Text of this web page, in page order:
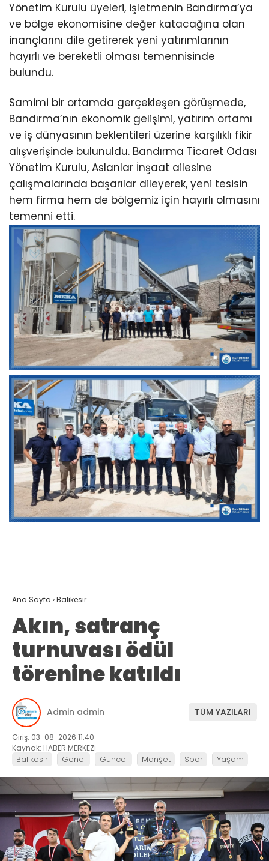
Yönetim Kurulu üyeleri, işletmenin Bandırma’ya
ve bölge ekonomisine değer katacağına olan
inançlarını dile getirerek yeni yatırımlarının
hayırlı ve bereketli olması temennisinde
bulundu.
Samimi bir ortamda gerçekleşen görüşmede,
Bandırma’nın ekonomik gelişimi, yatırım ortamı
ve iş dünyasının beklentileri üzerine karşılıklı fikir
alışverişinde bulunuldu. Bandırma Ticaret Odası
Yönetim Kurulu, Aslanlar İnşaat ailesine
çalışmalarında başarılar dileyerek, yeni tesisin
hem firma hem de bölgemiz için hayırlı olmasını
temenni etti.
Ana Sayfa ›Balıkesir
Akın, satranç
turnuvası ödül
törenine katıldı
Admin admin TÜM YAZILARI
Giriş: 03-08-2026 11:40
Kaynak: HABER MERKEZİ
Balıkesir Genel Güncel Manşet Spor Yaşam